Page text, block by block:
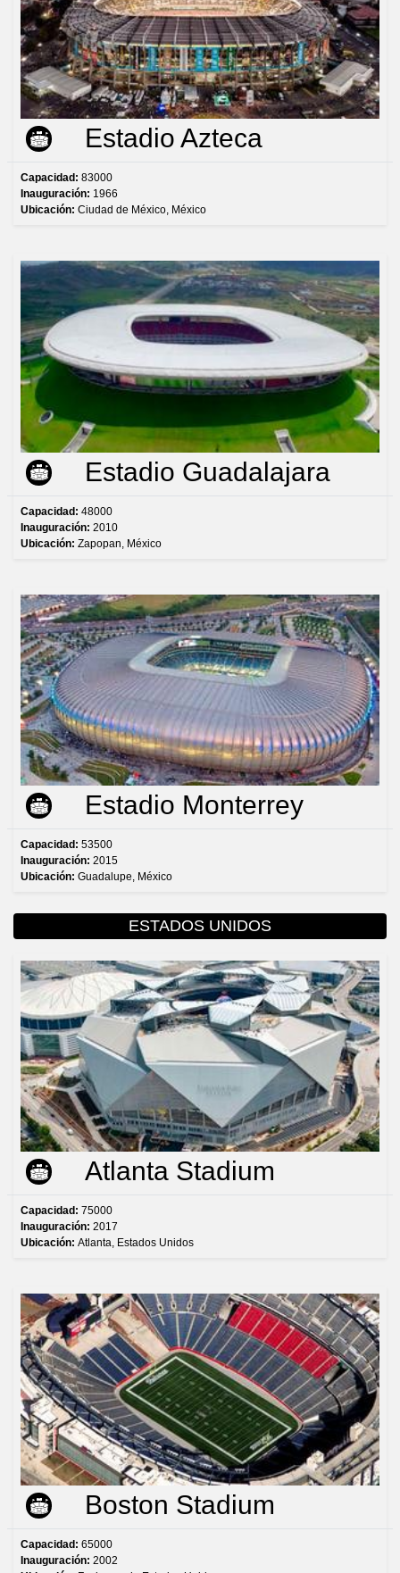
Estadio Azteca
Capacidad: 83000
Inauguración: 1966
Ubicación: Ciudad de México, México
Estadio Guadalajara
Capacidad: 48000
Inauguración: 2010
Ubicación: Zapopan, México
Estadio Monterrey
Capacidad: 53500
Inauguración: 2015
Ubicación: Guadalupe, México
ESTADOS UNIDOS
Atlanta Stadium
Capacidad: 75000
Inauguración: 2017
Ubicación: Atlanta, Estados Unidos
Boston Stadium
Capacidad: 65000
Inauguración: 2002